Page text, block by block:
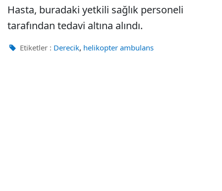
Hasta, buradaki yetkili sağlık personeli
tarafından tedavi altına alındı.
Etiketler : Derecik, helikopter ambulans